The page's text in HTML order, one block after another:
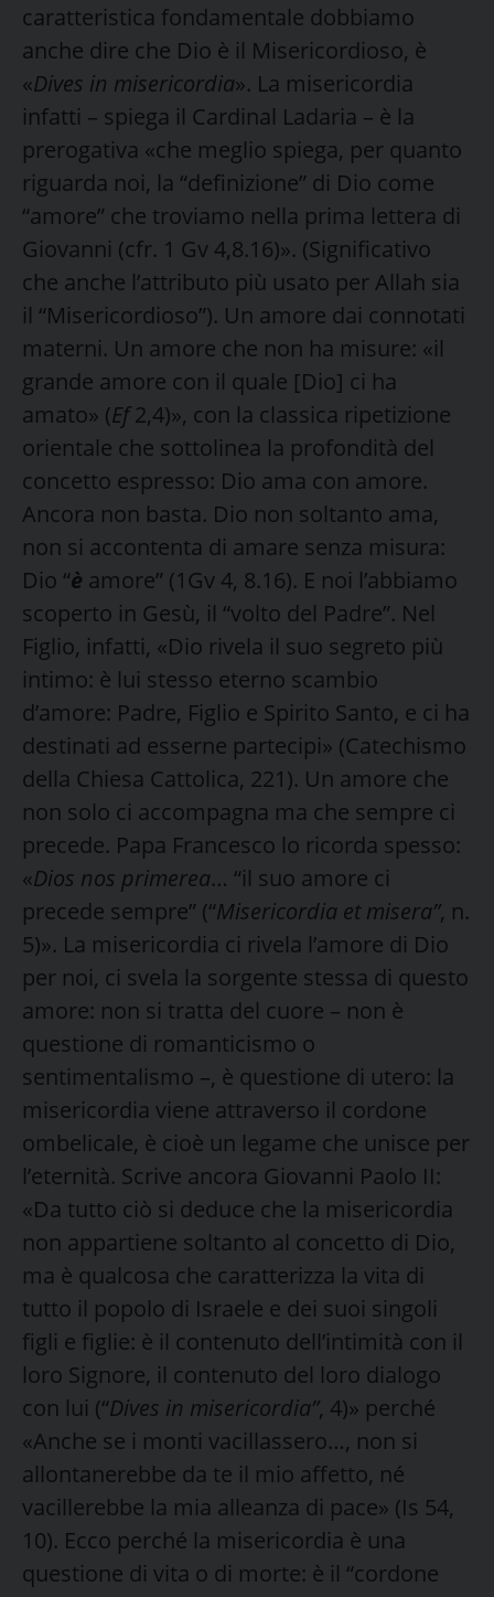
caratteristica fondamentale dobbiamo
anche dire che Dio è il Misericordioso, è
«Dives in misericordia». La misericordia
infatti – spiega il Cardinal Ladaria – è la
prerogativa «che meglio spiega, per quanto
riguarda noi, la “definizione” di Dio come
“amore” che troviamo nella prima lettera di
Giovanni (cfr. 1 Gv 4,8.16)». (Significativo
che anche l’attributo più usato per Allah sia
il “Misericordioso”). Un amore dai connotati
materni. Un amore che non ha misure: «il
grande amore con il quale [Dio] ci ha
amato» (Ef2,4)», con la classica ripetizione
orientale che sottolinea la profondità del
concetto espresso: Dio ama con amore.
Ancora non basta. Dio non soltanto ama,
non si accontenta di amare senza misura:
Dio “è amore” (1Gv 4, 8.16). E noi l’abbiamo
scoperto in Gesù, il “volto del Padre”. Nel
Figlio, infatti, «Dio rivela il suo segreto più
intimo: è lui stesso eterno scambio
d’amore: Padre, Figlio e Spirito Santo, e ci ha
destinati ad esserne partecipi» (Catechismo
della Chiesa Cattolica, 221). Un amore che
non solo ci accompagna ma che sempre ci
precede. Papa Francesco lo ricorda spesso:
«Dios nos primerea… “il suo amore ci
precede sempre” (“Misericordia et misera”, n.
5)». La misericordia ci rivela l’amore di Dio
per noi, ci svela la sorgente stessa di questo
amore: non si tratta del cuore – non è
questione di romanticismo o
sentimentalismo –, è questione di utero: la
misericordia viene attraverso il cordone
ombelicale, è cioè un legame che unisce per
l’eternità. Scrive ancora Giovanni Paolo II:
«Da tutto ciò si deduce che la misericordia
non appartiene soltanto al concetto di Dio,
ma è qualcosa che caratterizza la vita di
tutto il popolo di Israele e dei suoi singoli
figli e figlie: è il contenuto dell’intimità con il
loro Signore, il contenuto del loro dialogo
con lui (“Dives in misericordia”, 4)» perché
«Anche se i monti vacillassero…, non si
allontanerebbe da te il mio affetto, né
vacillerebbe la mia alleanza di pace» (Is 54,
10). Ecco perché la misericordia è una
questione di vita o di morte: è il “cordone